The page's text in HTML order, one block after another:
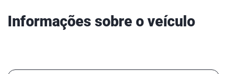
Informações sobre o veículo